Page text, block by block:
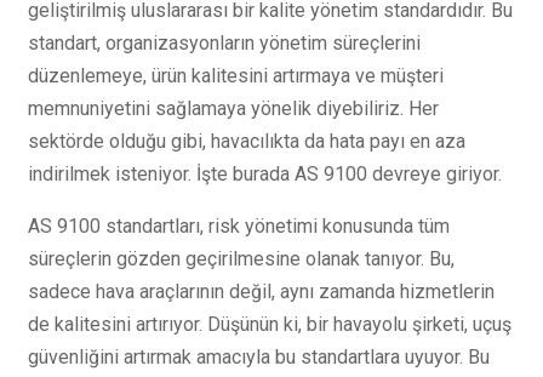
geliştirilmiş uluslararası bir kalite yönetim standardıdır. Bu
standart, organizasyonların yönetim süreçlerini
düzenlemeye, ürün kalitesini artırmaya ve müşteri
memnuniyetini sağlamaya yönelik diyebiliriz. Her
sektörde olduğu gibi, havacılıkta da hata payı en aza
indirilmek isteniyor. İşte burada AS 9100 devreye giriyor.
AS 9100 standartları, risk yönetimi konusunda tüm
süreçlerin gözden geçirilmesine olanak tanıyor. Bu,
sadece hava araçlarının değil, aynı zamanda hizmetlerin
de kalitesini artırıyor. Düşünün ki, bir havayolu şirketi, uçuş
güvenliğini artırmak amacıyla bu standartlara uyuyor. Bu